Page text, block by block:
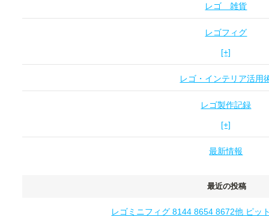
レゴ 雑貨
レゴフィグ
[+]
レゴ・インテリア活用
レゴ製作記録
[+]
最新情報
最近の投稿
レゴミニフィグ 8144 8654 8672他 ピッ